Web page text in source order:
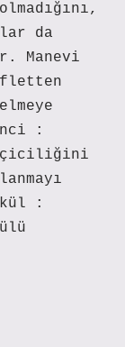
da
Manevi
:
: